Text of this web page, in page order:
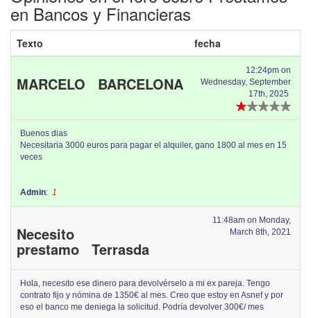
en Bancos y Financieras
Texto fecha
MARCELO BARCELONA
12:24pm on
Wednesday, September
17th, 2025
Buenos dias
Necesitaria 3000 euros para pagar el alquiler, gano 1800 al mes en 15
veces
Admin: 1
Necesito
prestamo Terrasda
11:48am on Monday,
March 8th, 2021
Hola, necesito ese dinero para devolvérselo a mi ex pareja. Tengo
contrato fijo y nómina de 1350€ al mes. Creo que estoy en Asnef y por
eso el banco me deniega la solicitud. Podría devolver 300€/ mes